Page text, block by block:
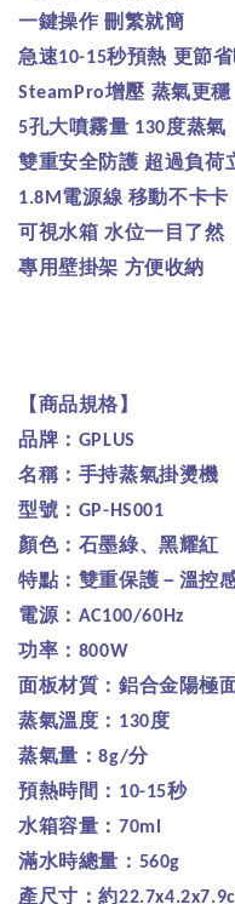
一鍵操作 刪繁就簡
急速10-15秒預熱 更節
SteamPro增壓 蒸氣更穩
5孔大噴霧量 130度蒸氣
雙重安全防護 超過負荷
1.8M電源線 移動不卡卡
可視水箱 水位一目了然
專用壁掛架 方便收納
【商品規格】
品牌： GPLUS
名稱：手持蒸氣掛燙機
型號： GP-HS001
顏色：石墨綠、黑耀紅
特點：雙重保護－溫控
電源： AC100/60Hz
功率： 800W
面板材質：鋁合金陽極
蒸氣溫度： 130度
蒸氣量：8g/分
預熱時間： 10-15秒
水箱容量： 70ml
滿水時總量： 560g
產尺寸：約